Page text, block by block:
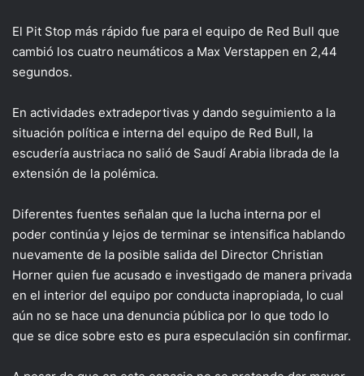
El Pit Stop más rápido fue para el equipo de Red Bull que
cambió los cuatro neumáticos a Max Verstappen en 2,44
segundos.
En actividades extradeportivas y dando seguimiento a la
situación política e interna del equipo de Red Bull, la
escudería austriaca no salió de Saudí Arabia librada de la
extensión de la polémica.
Diferentes fuentes señalan que la lucha interna por el
poder continúa y lejos de terminar se intensifica hablando
nuevamente de la posible salida del Director Christian
Horner quien fue acusado e investigado de manera privada
en el interior del equipo por conducta inapropiada, lo cual
aún no se hace una denuncia pública por lo que todo lo
que se dice sobre esto es pura especulación sin confirmar.